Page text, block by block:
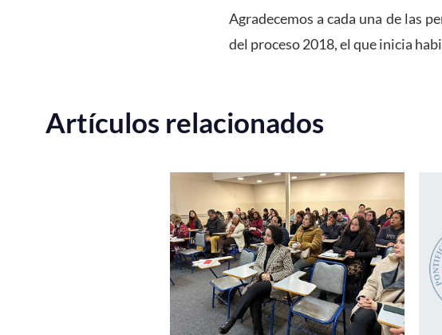
Agradecemos a cada una de las
del proceso 2018, el que inicia
Artículos relacionados